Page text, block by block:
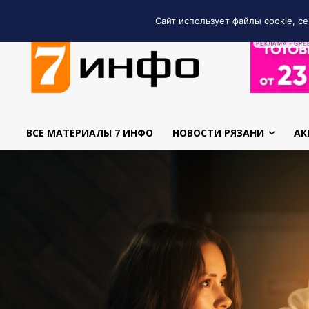
РЕКЛАМА •
ВСЕ МАТЕРИАЛЫ 7 ИНФО НОВОСТИ РЯЗАНИ
Сайт использует файлы cookie,